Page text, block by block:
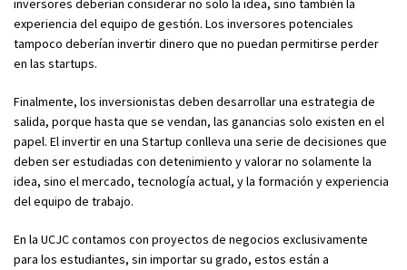
inversores deberían considerar no solo la idea, sino también la
experiencia del equipo de gestión. Los inversores potenciales
tampoco deberían invertir dinero que no puedan permitirse perder
en las startups.
Finalmente, los inversionistas deben desarrollar una estrategia de
salida, porque hasta que se vendan, las ganancias solo existen en el
papel. El invertir en una Startup conlleva una serie de decisiones que
deben ser estudiadas con detenimiento y valorar no solamente la
idea, sino el mercado, tecnología actual, y la formación y experiencia
del equipo de trabajo.
En la UCJC contamos con proyectos de negocios exclusivamente
para los estudiantes, sin importar su grado, estos están a